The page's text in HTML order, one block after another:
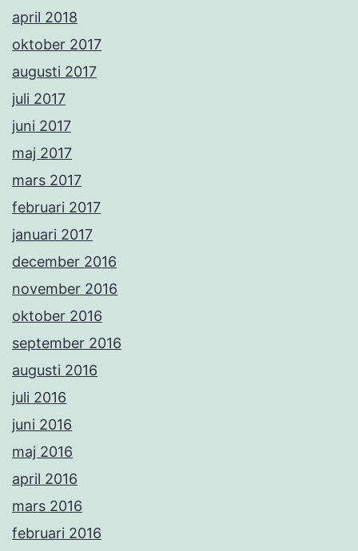
april 2018
oktober 2017
augusti 2017
juli 2017
juni 2017
maj 2017
mars 2017
februari 2017
januari 2017
december 2016
november 2016
oktober 2016
september 2016
augusti 2016
juli 2016
juni 2016
maj 2016
april 2016
mars 2016
februari 2016